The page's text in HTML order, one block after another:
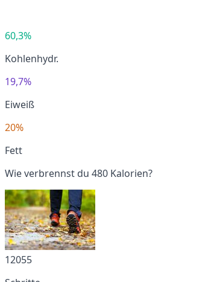
60,3%
Kohlenhydr.
19,7%
Eiweiß
20%
Fett
Wie verbrennst du 480 Kalorien?
12055